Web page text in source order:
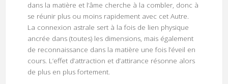
dans la matière et l’âme cherche à la combler, donc à
se réunir plus ou moins rapidement avec cet Autre.
La connexion astrale sert à la fois de lien physique
ancrée dans (toutes) les dimensions, mais également
de reconnaissance dans la matière une fois l’éveil en
cours. L’effet d’attraction et d’attirance résonne alors
de plus en plus fortement.